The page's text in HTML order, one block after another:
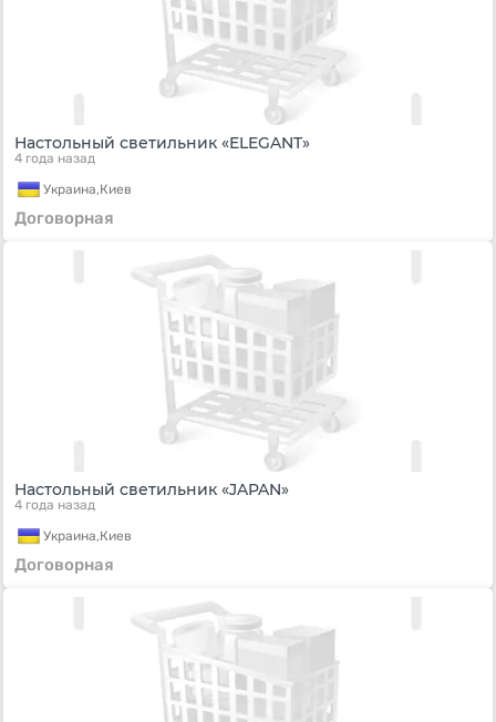
Настольный светильник «ELEGANT»
4 года назад
Украина,Киев
Договорная
Настольный светильник «JAPAN»
4 года назад
Украина,Киев
Договорная